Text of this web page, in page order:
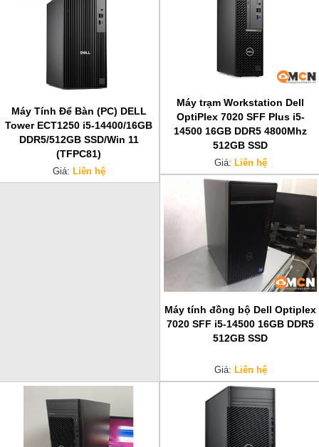
Máy Tính Để Bàn (PC) DELL
Tower ECT1250 i5-14400/16GB
DDR5/512GB SSD/Win 11
(TFPC81)
Giá: Liên hệ
Máy trạm Workstation Dell
OptiPlex 7020 SFF Plus i5-
14500 16GB DDR5 4800Mhz
512GB SSD
Giá: Liên hệ
Máy tính đồng bộ Dell Optiplex
7020 SFF i5-14500 16GB DDR5
512GB SSD
Giá: Liên hệ